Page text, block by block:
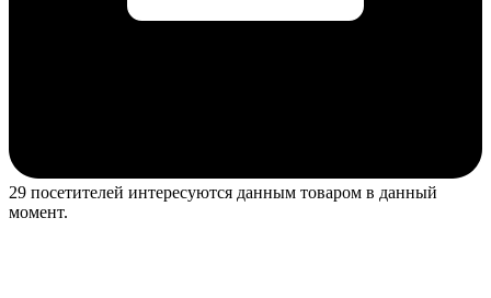
29 посетителей интересуются данным товаром в данный
момент.